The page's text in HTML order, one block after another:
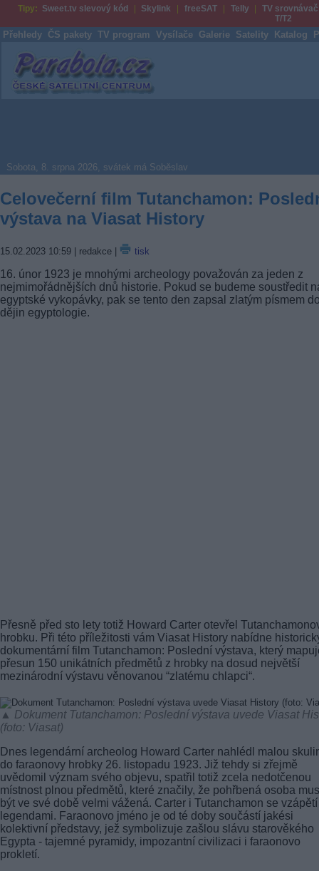
Tipy: Sweet.tv slevový kód Skylink freeSAT Telly
TV srovnávač
T/T2
Přehledy ČS pakety TV program Vysílače Galerie Satelity Katalog
Parabola.cz
Sobota, 8. srpna 2026, svátek má Soběslav
Celovečerní film Tutanchamon:
výstava na Viasat History
15.02.2023 10:59 | redakce | tisk
16. únor 1923 je mnohými archeology považován za jeden z
nejmimořádnějších dnů historie. Pokud se budeme soustředit
egyptské vykopávky, pak se tento den zapsal zlatým písmem
dějin egyptologie.
Přesně před sto lety totiž Howard Carter otevřel
hrobku. Při této příležitosti vám Viasat History nabídne
dokumentární film Tutanchamon: Poslední výstava, který
přesun 150 unikátních předmětů z hrobky na dosud největší
mezinárodní výstavu věnovanou “zlatému chlapci“.
▲ Dokument Tutanchamon: Poslední výstava uvede Viasat
(foto: Viasat)
Dnes legendární archeolog Howard Carter nahlédl malou
do faraonovy hrobky 26. listopadu 1923. Již tehdy si zřejmě
uvědomil význam svého objevu, spatřil totiž zcela nedotčenou
místnost plnou předmětů, které značily, že pohřbená osoba
být ve své době velmi vážená. Carter i Tutanchamon se
legendami. Faraonovo jméno je od té doby součástí jakési
kolektivní představy, jež symbolizuje zašlou slávu starověkého
Egypta - tajemné pyramidy, impozantní civilizaci i faraonovo
prokletí.